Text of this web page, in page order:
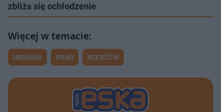
zbliża się ochłodzenie
UKRAINA PRĄD RZESZÓW